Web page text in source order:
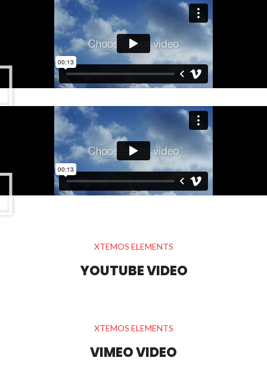
XTEMOS ELEMENTS
YOUTUBE VIDEO
XTEMOS ELEMENTS
VIMEO VIDEO